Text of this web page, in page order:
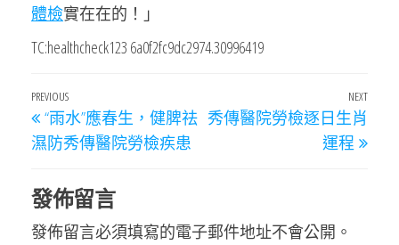
體檢實在在的！」
TC:healthcheck123 6a0f2fc9dc2974.30996419
文
章
導
覽
Previous
Post
PREVIOUS
“雨水”應春生，健脾祛
濕防秀傳醫院勞檢疾患
Next
NEXT
秀傳醫院勞檢逐日生肖
運程
發佈留言
發佈留言必須填寫的電子郵件地址不會公開。